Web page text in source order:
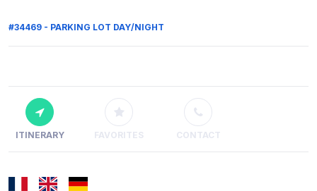
#34469 - PARKING LOT DAY/NIGHT
ITINERARY FAVORITES CONTACT